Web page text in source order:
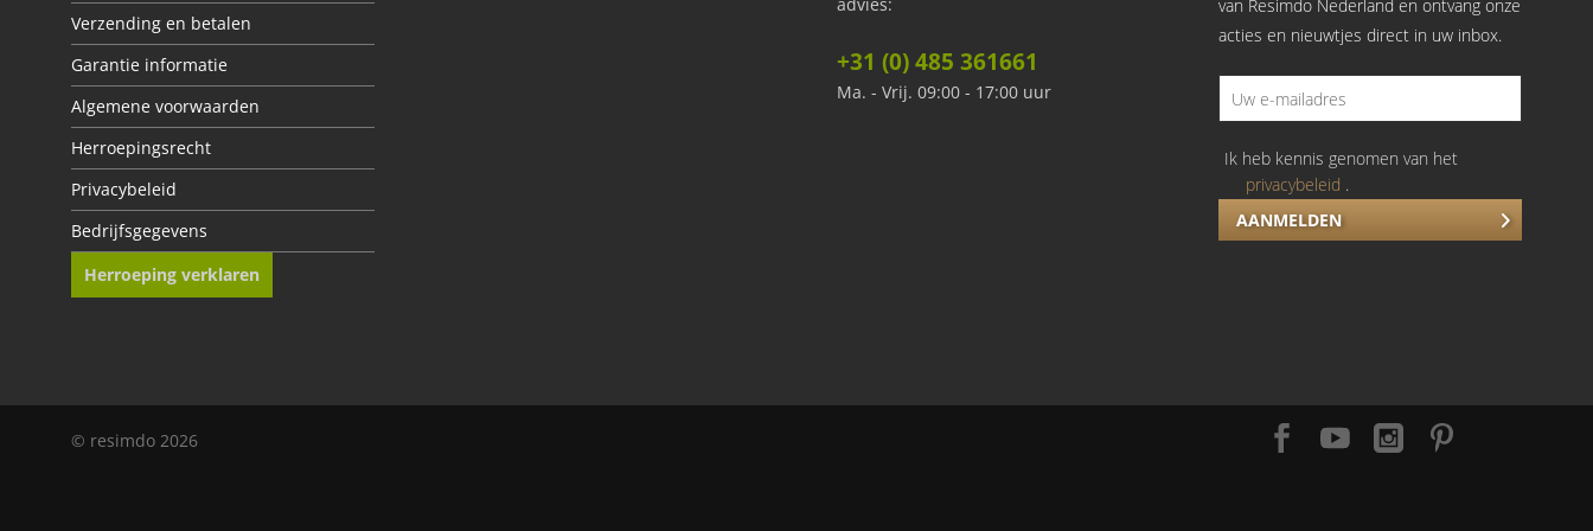
Verzending en betalen
Garantie informatie
Algemene voorwaarden
Herroepingsrecht
Privacybeleid
Bedrijfsgegevens
Herroeping verklaren
advies:
+31 (0) 485 361661
Ma. - Vrij. 09:00 - 17:00 uur
van Resimdo Nederland en ontvang onze
acties en nieuwtjes direct in uw inbox.
AANMELDEN
Ik heb kennis genomen van het
privacybeleid .
© resimdo 2026